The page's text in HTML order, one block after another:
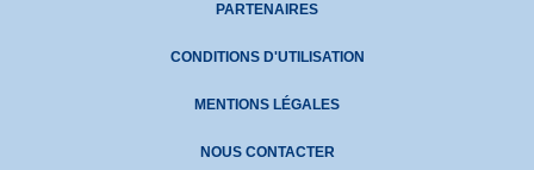
PARTENAIRES
CONDITIONS D'UTILISATION
MENTIONS LÉGALES
NOUS CONTACTER